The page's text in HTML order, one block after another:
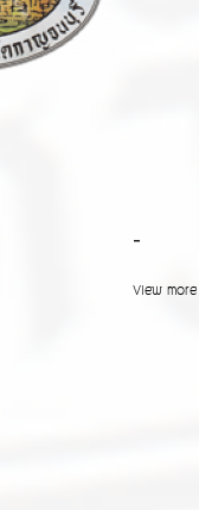
-
View more